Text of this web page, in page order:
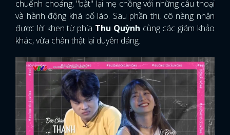
chuếnh choáng, "bật" lại mẹ chồng với những câu thoại
và hành động khá bố láo. Sau phần thi, cô nàng nhận
được lời khen từ phía Thu Quỳnh cùng các giám khảo
khác, vừa chân thật lại duyên dáng.